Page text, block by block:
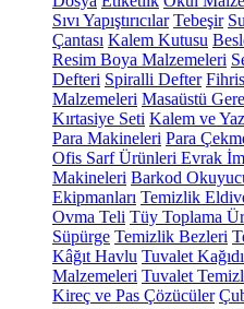
Sıvı Yapıştırıcılar Tebeşir
Çantası Kalem Kutusu
Resim Boya Malzemeleri
Defteri Spiralli Defter
Malzemeleri Masaüstü
Kırtasiye Seti Kalem ve
Para Makineleri Para
Ofis Sarf Ürünleri Evrak
Makineleri Barkod
Ekipmanları Temizlik
Ovma Teli Tüy Toplama
Süpürge Temizlik Bezleri
Kâğıt Havlu Tuvalet Kağıdı
Malzemeleri Tuvalet
Kireç ve Pas Çözücüler